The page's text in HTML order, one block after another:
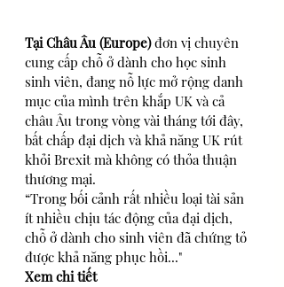
Tại Châu Âu (Europe) đơn vị chuyên
cung cấp chỗ ở dành cho học sinh
sinh viên, đang nỗ lực mở rộng danh
mục của mình trên khắp UK và cả
châu Âu trong vòng vài tháng tới đây,
bất chấp đại dịch và khả năng UK rút
khỏi Brexit mà không có thỏa thuận
thương mại.
“Trong bối cảnh rất nhiều loại tài sản
ít nhiều chịu tác động của đại dịch,
chỗ ở dành cho sinh viên đã chứng tỏ
được khả năng phục hồi..."
Xem chi tiết